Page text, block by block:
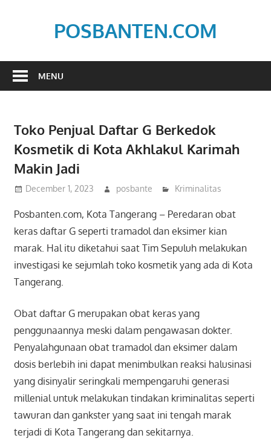
POSBANTEN.COM
Dan
MENU
Toko Penjual Daftar G Berkedok
Kosmetik di Kota Akhlakul Karimah
Makin Jadi
December 1, 2023 posbante Kriminalitas
Posbanten.com, Kota Tangerang – Peredaran obat
keras daftar G seperti tramadol dan eksimer kian
marak. Hal itu diketahui saat Tim Sepuluh melakukan
investigasi ke sejumlah toko kosmetik yang ada di Kota
Tangerang.
Obat daftar G merupakan obat keras yang
penggunaannya meski dalam pengawasan dokter.
Penyalahgunaan obat tramadol dan eksimer dalam
dosis berlebih ini dapat menimbulkan reaksi halusinasi
yang disinyalir seringkali mempengaruhi generasi
millenial untuk melakukan tindakan kriminalitas seperti
tawuran dan gankster yang saat ini tengah marak
terjadi di Kota Tangerang dan sekitarnya.